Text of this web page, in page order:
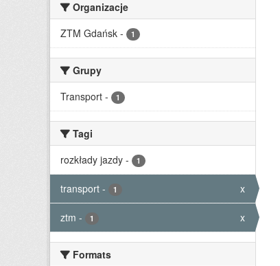
Organizacje
ZTM Gdańsk - 1
Grupy
Transport - 1
Tagi
rozkłady jazdy - 1
transport - 1 x
ztm - 1 x
Formats